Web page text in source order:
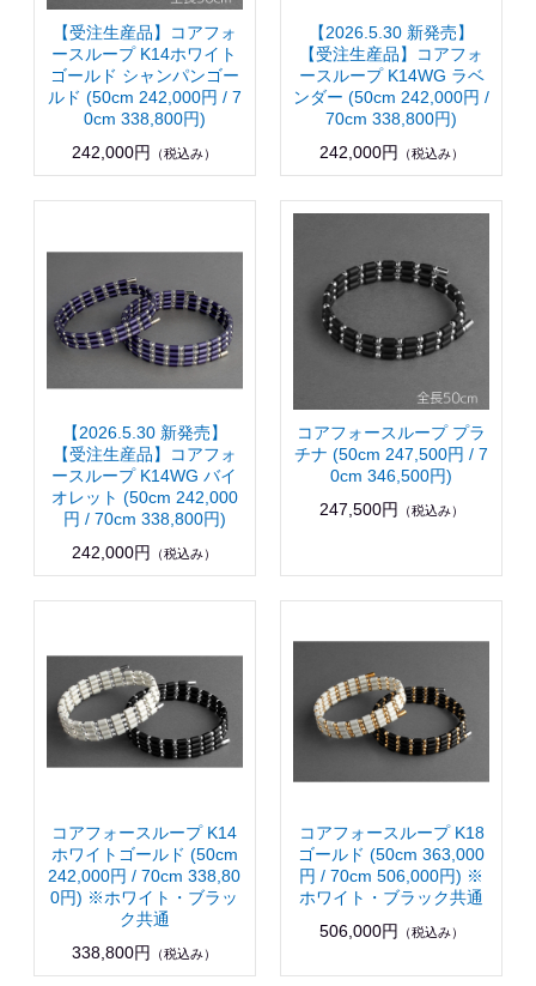
【受注生産品】コアフォ
ースループ K14ホワイト
ゴールド シャンパンゴー
ルド (50cm 242,000円 / 7
0cm 338,800円)
242,000円
（税込み）
【2026.5.30 新発売】
【受注生産品】コアフォ
ースループ K14WG ラベ
ンダー (50cm 242,000円 /
70cm 338,800円)
242,000円 （税込み）
【2026.5.30 新発売】
【受注生産品】コアフォ
ースループ K14WG バイ
オレット (50cm 242,000
円 / 70cm 338,800円)
242,000円
（税込み）
コアフォースループ プラ
チナ (50cm 247,500円 / 7
0cm 346,500円)
247,500円
（税込み）
コアフォースループ K14
ホワイトゴールド (50cm
242,000円 / 70cm 338,80
0円) ※ホワイト・ブラッ
ク共通
338,800円
（税込み）
コアフォースループ K18
ゴールド (50cm 363,000
円 / 70cm 506,000円) ※
ホワイト・ブラック共通
506,000円
（税込み）